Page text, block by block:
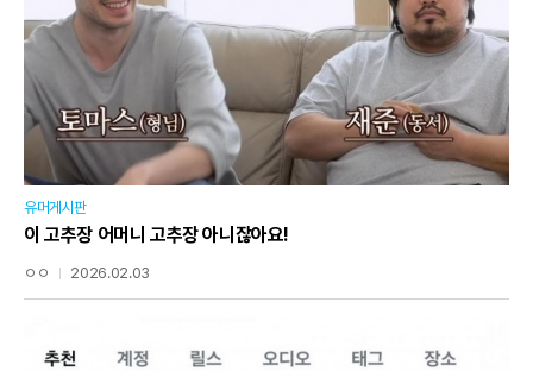
유머게시판
이 고추장 어머니 고추장 아니잖아요!
ㅇㅇ 2026.02.03